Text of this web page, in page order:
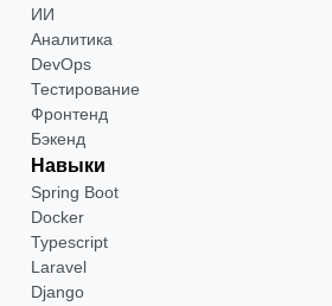
ИИ
Аналитика
DevOps
Тестирование
Фронтенд
Бэкенд
Навыки
Spring Boot
Docker
Typescript
Laravel
Django